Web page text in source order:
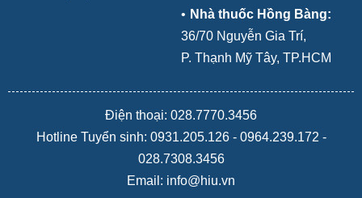
• Nhà thuốc Hồng Bàng:
36/70 Nguyễn Gia Trí,
P. Thạnh Mỹ Tây, TP.HCM
Điện thoại: 028.7770.3456
Hotline Tuyển sinh: 0931.205.126- 0964.239.172 -
028.7308.3456
Email: info@hiu.vn